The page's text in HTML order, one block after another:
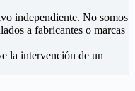
independiente. No somos
a fabricantes o marcas
la intervención de un